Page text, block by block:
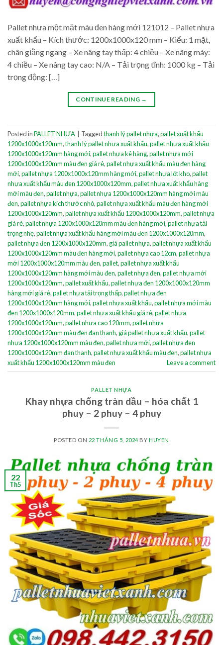
Pallet nhựa một mặt màu đen hàng mới 121012 – Pallet nhựa
xuất khẩu – Kích thước: 1200x1000x120 mm – Kiểu: 1 mặt,
chân giằng ngang – Xe nâng tay thấp: 4 chiều – Xe nâng máy:
4 chiều – Xe nâng tay cao: N/A – Tải trọng tĩnh: 1000 kg – Tải
trọng động: […]
CONTINUE READING →
Posted inPALLET NHỰA Taggedthanh lý pallet nhựa,pallet xuất khẩu
1200x1000x120mm,thanh lý pallet nhựa xuất khẩu,pallet nhựa xuất khẩu
1200x1000x120mm hàng mới,pallet nhựa kê hàng,pallet nhựa mới
1200x1000x120mm màu đen giá rẻ,pallet nhựa xuất khẩu màu đen hàng
mới,pallet nhựa 1200x1000x120mm hàng mới,pallet nhựa lót kho,pallet
nhựa xuất khẩu màu đen 1200x1000x120mm,pallet nhựa xuất khẩu hàng
mới màu đen,pallet nhựa,pallet nhựa 1200x1000x120mm hàng mới màu
đen,pallet nhựa kích thước nhỏ,pallet nhựa xuất khẩu màu đen hàng mới
1200x1000x120mm,pallet nhựa xuất khẩu 1200x1000x120mm,pallet nhựa
giá rẻ,pallet nhựa 1200x1000x120mm màu đen hàng mới,pallet nhựa tải
trọng nhẹ,pallet nhựa xuất khẩu hàng mới màu đen 1200x1000x120mm,
pallet nhựa đen 1200x1000x120mm, giá pallet nhựa,pallet nhựa xuất khẩu
1200x1000x120mm màu đen hàng mới,pallet nhựa cao 12cm,pallet nhựa
mới 1200x1000x120mm màu đen,pallet,pallet nhựa xuất khẩu
1200x1000x120mm hàng mới màu đen,pallet nhựa đen,pallet nhựa mới
1200x1000x120mm,pallet xuất khẩu,pallet nhựa đen 1200x1000x120mm
hàng mới giá rẻ,pallet nhựa tải trọng thấp,pallet nhựa đen
1200x1000x120mm hàng mới,pallet nhựa xuất khẩu,pallet nhựa mới màu
đen 1200x1000x120mm,pallet nhựa xuất khẩu giá rẻ,pallet nhựa
1200x1000x120mm,pallet nhựa cao 120mm,pallet nhựa
1200x1000x120mm màu đen đan thanh, giá pallet nhựa xuất khẩu,pallet
nhựa 1200x1000x120mm màu đen,pallet nhựa mới,pallet nhựa đen
1200x1000x120mm đan thanh,pallet nhựa xuất khẩu màu đen,pallet nhựa
xuất khẩu 1200x1000x120mm màu đen
Leave a comment
PALLET NHỰA
Khay nhựa chống tràn dầu – hóa chất 1
phuy – 2 phuy – 4 phuy
POSTED ON 22 THÁNG 5, 2024BY HUYEN
22
Th5